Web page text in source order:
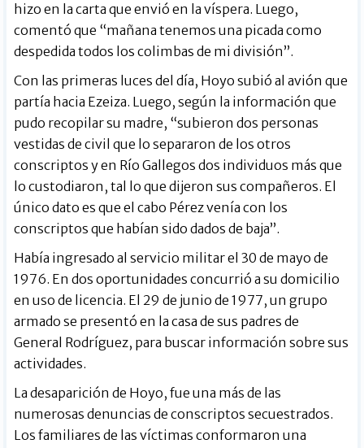
hizo en la carta que envió en la víspera. Luego,
comentó que “mañana tenemos una picada como
despedida todos los colimbas de mi división”.
Con las primeras luces del día, Hoyo subió al avión que
partía hacia Ezeiza. Luego, según la información que
pudo recopilar su madre, “subieron dos personas
vestidas de civil que lo separaron de los otros
conscriptos y en Río Gallegos dos individuos más que
lo custodiaron, tal lo que dijeron sus compañeros. El
único dato es que el cabo Pérez venía con los
conscriptos que habían sido dados de baja”.
Había ingresado al servicio militar el 30 de mayo de
1976. En dos oportunidades concurrió a su domicilio
en uso de licencia. El 29 de junio de 1977, un grupo
armado se presentó en la casa de sus padres de
General Rodríguez, para buscar información sobre sus
actividades.
La desaparición de Hoyo, fue una más de las
numerosas denuncias de conscriptos secuestrados.
Los familiares de las víctimas conformaron una